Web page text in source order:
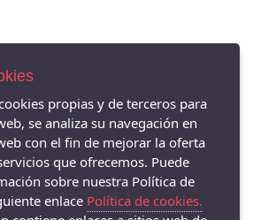
- Avenida de la Viñuela, 1, 14010 Córdoba,
propias y de terceros para
se analiza su navegación en
con el fin de mejorar la oferta
que ofrecemos. Puede
sobre nuestra Política de
enlace Política de cookies.